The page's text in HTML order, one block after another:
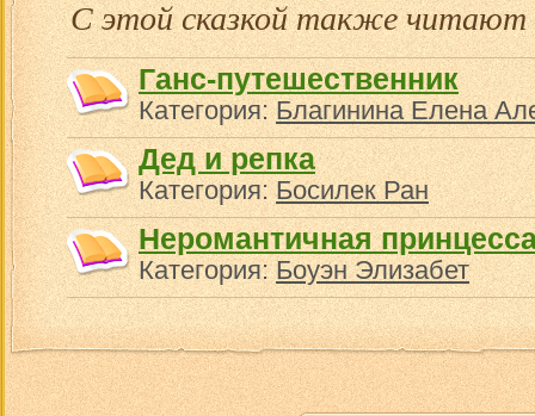
С этой сказкой также читают
Ганс-путешественник
Категория:Благинина Елена
Дед и репка
Категория:Босилек Ран
Неромантичная
Категория:Боуэн Элизабет